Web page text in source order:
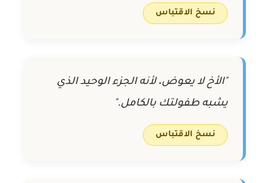
نسخ الاقتباس
"الأخ لا يعوض، لأنه الجزء الوحيد الذي
يشبه طفولتك بالكامل."
نسخ الاقتباس